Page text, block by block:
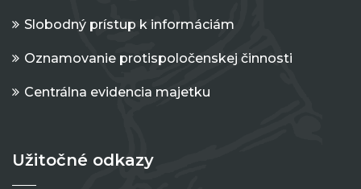
Slobodný prístup k informáciám
Oznamovanie protispoločenskej činnosti
Centrálna evidencia majetku
Užitočné odkazy